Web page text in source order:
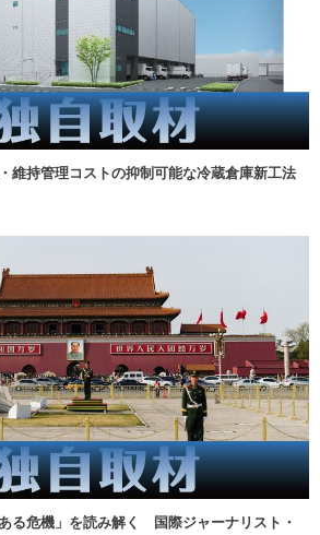
維持管理コストの抑制可能な冷蔵倉庫新工法
る危機」を読み解く 国際ジャーナリスト・